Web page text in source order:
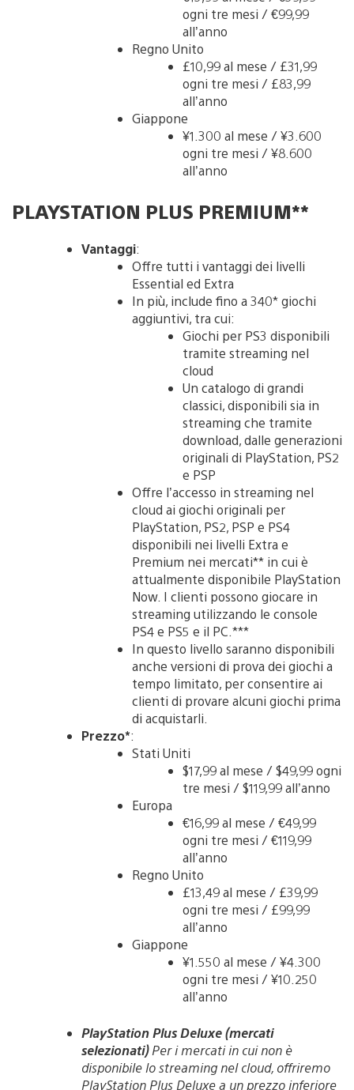
ogni tre mesi / €99,99
all’anno
Regno Unito
£10,99 al mese / £31,99
ogni tre mesi / £83,99
all’anno
Giappone
¥1.300 al mese / ¥3.600
ogni tre mesi / ¥8.600
all’anno
PLAYSTATION PLUS PREMIUM**
Vantaggi:
Offre tutti i vantaggi dei livelli
Essential ed Extra
In più, include fino a 340* giochi
aggiuntivi, tra cui:
Giochi per PS3 disponibili
tramite streaming nel
cloud
Un catalogo di grandi
classici, disponibili sia in
streaming che tramite
download, dalle generazioni
originali di PlayStation, PS2
e PSP
Offre l’accesso in streaming nel
cloud ai giochi originali per
PlayStation, PS2, PSP e PS4
disponibili nei livelli Extra e
Premium nei mercati** in cui è
attualmente disponibile PlayStation
Now. I clienti possono giocare in
streaming utilizzando le console
PS4 e PS5 e il PC.***
In questo livello saranno disponibili
anche versioni di prova dei giochi a
tempo limitato, per consentire ai
clienti di provare alcuni giochi prima
di acquistarli.
Prezzo*:
Stati Uniti
$17,99 al mese / $49,99 ogni
tre mesi / $119,99 all’anno
Europa
€16,99 al mese / €49,99
ogni tre mesi / €119,99
all’anno
Regno Unito
£13,49 al mese / £39,99
ogni tre mesi / £99,99
all’anno
Giappone
¥1.550 al mese / ¥4.300
ogni tre mesi / ¥10.250
all’anno
PlayStation Plus Deluxe (mercati
selezionati)Per i mercati in cui non è
disponibile lo streaming nel cloud, offriremo
PlayStation Plus Deluxe a un prezzo inferiore